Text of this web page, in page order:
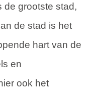
de grootste stad,
de stad is het
hart van de
en
ook het